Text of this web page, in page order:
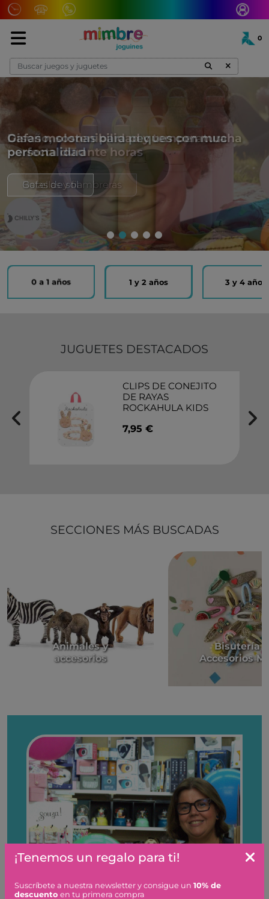
Lunes a Viernes
17:00h a 20:00h
Sábado
9:30h a 13:30h
0
Total: 0,00 €
Ver cesta
Gafas molonas para peques con mucha
personalidad
Gafas de sol
0 a 1 años 1 y 2 años 3 y 4 años
JUGUETES DESTACADOS
CLIPS DE CONEJITO
DE RAYAS
ROCKAHULA KIDS
7,95 €
SECCIONES MÁS BUSCADAS
Animales y
accesorios
Bisutería y
Accesorios
¡Tenemos un regalo para ti!
Suscríbete a nuestra newsletter y consigue un 10% de
descuento en tu primera compra